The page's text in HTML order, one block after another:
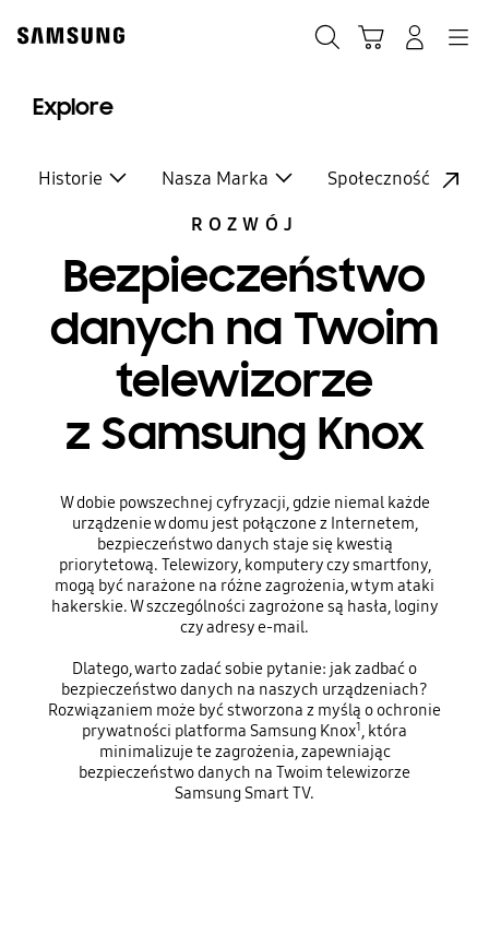
content
Explore
Historie Nasza Marka
Społeczność
ROZWÓJ
Bezpieczeństwo
danych na Twoim
telewizorze
z Samsung Knox
W dobie powszechnej cyfryzacji, gdzie niemal każde
urządzenie w domu jest połączone z Internetem,
bezpieczeństwo danych staje się kwestią
priorytetową. Telewizory, komputery czy smartfony,
mogą być narażone na różne zagrożenia, w tym ataki
hakerskie. W szczególności zagrożone są hasła, loginy
czy adresy e-mail.
Dlatego, warto zadać sobie pytanie: jak zadbać o
bezpieczeństwo danych na naszych urządzeniach?
Rozwiązaniem może być stworzona z myślą o ochronie
prywatności platforma Samsung Knox1, która
minimalizuje te zagrożenia, zapewniając
bezpieczeństwo danych na Twoim telewizorze
Samsung Smart TV.